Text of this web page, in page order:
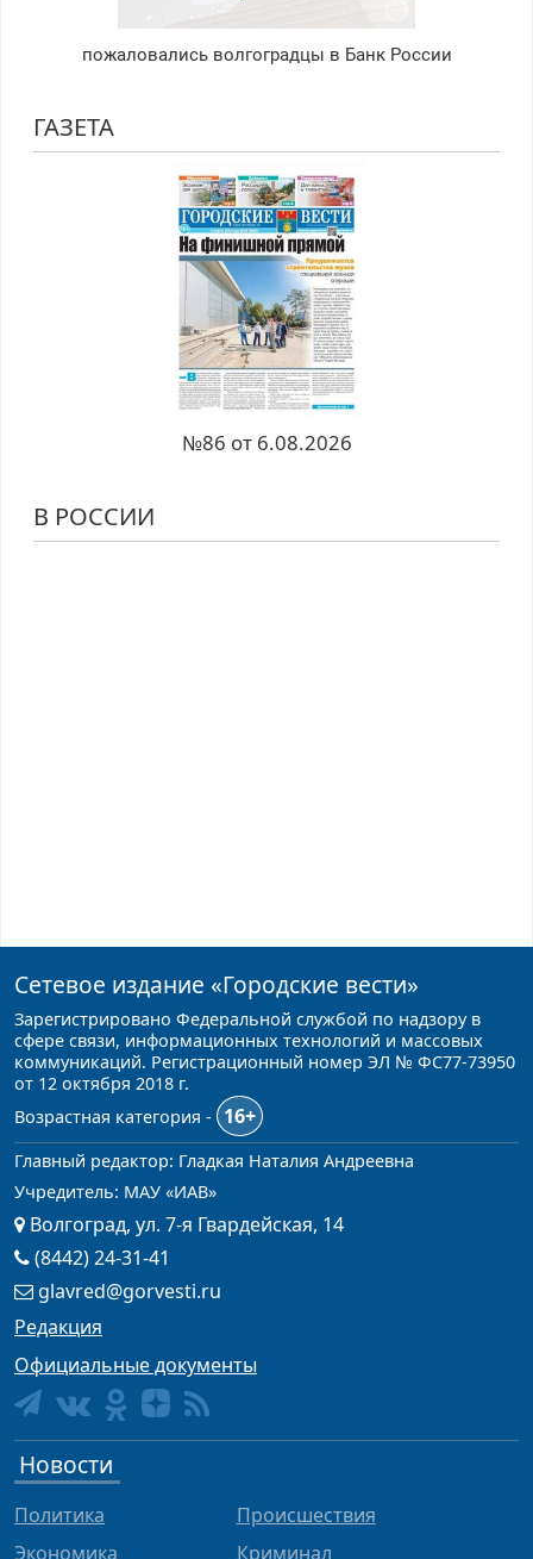
пожаловались волгоградцы в Банк России
ГАЗЕТА
№86 от 6.08.2026
В РОССИИ
Сетевое издание «Городские вести»
Зарегистрировано Федеральной службой по надзору в
сфере связи, информационных технологий и массовых
коммуникаций. Регистрационный номер ЭЛ № ФС77-73950
от 12 октября 2018 г.
Возрастная категория -
16+
Главный редактор: Гладкая Наталия Андреевна
Учредитель: МАУ «ИАВ»
Волгоград, ул. 7-я Гвардейская, 14
(8442) 24-31-41
glavred@gorvesti.ru
Редакция
Официальные документы
Новости
Политика
Экономика
Происшествия
Криминал